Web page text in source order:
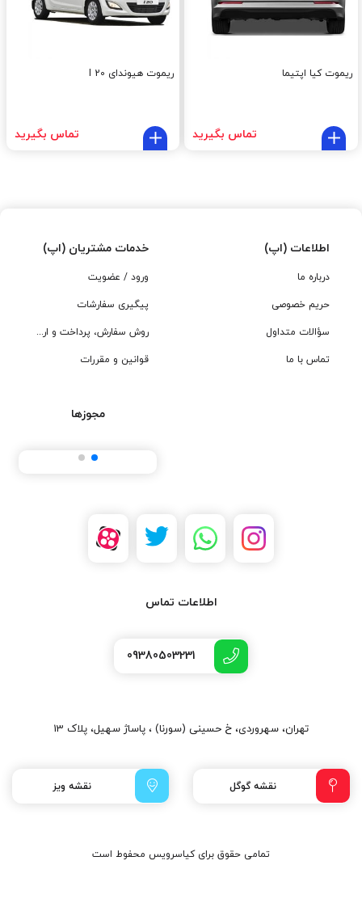
ریموت کیا اپتیما
تماس بگیرید
ریموت هیوندای I 20
تماس بگیرید
اطلاعات (اپ)
درباره ما
حریم خصوصی
سؤالات متداول
تماس با ما
خدمات مشتریان (اپ)
ورود / عضویت
پیگیری سفارشات
روش سفارش، پرداخت و ارسال
قوانین و مقررات
مجوزها
اطلاعات تماس
09380503231
تهران، سهروردی، خ حسینی (سورنا) ، پاساژ سهیل، پلاک 13
نقشه گوگل نقشه ویز
تمامی حقوق برای کیاسرویس محفوط است